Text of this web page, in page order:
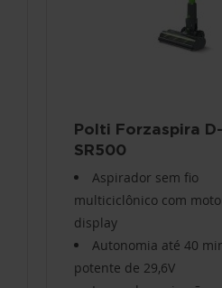
Polti Forzaspira
SR500
Aspirador sem fio
multiciclônico com
display
Autonomia até 40
potente de 29,6V